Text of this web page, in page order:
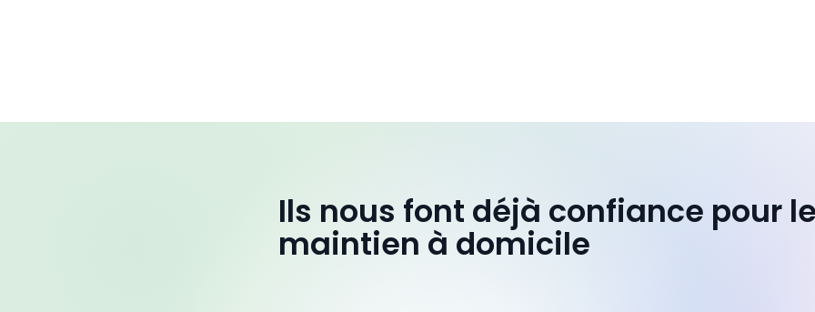
Ils nous font déjà confiance pour
maintien à domicile